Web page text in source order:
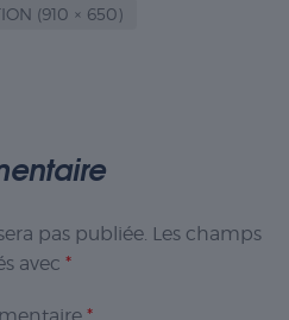
(910 × 650)
pas publiée. Les champs
avec *